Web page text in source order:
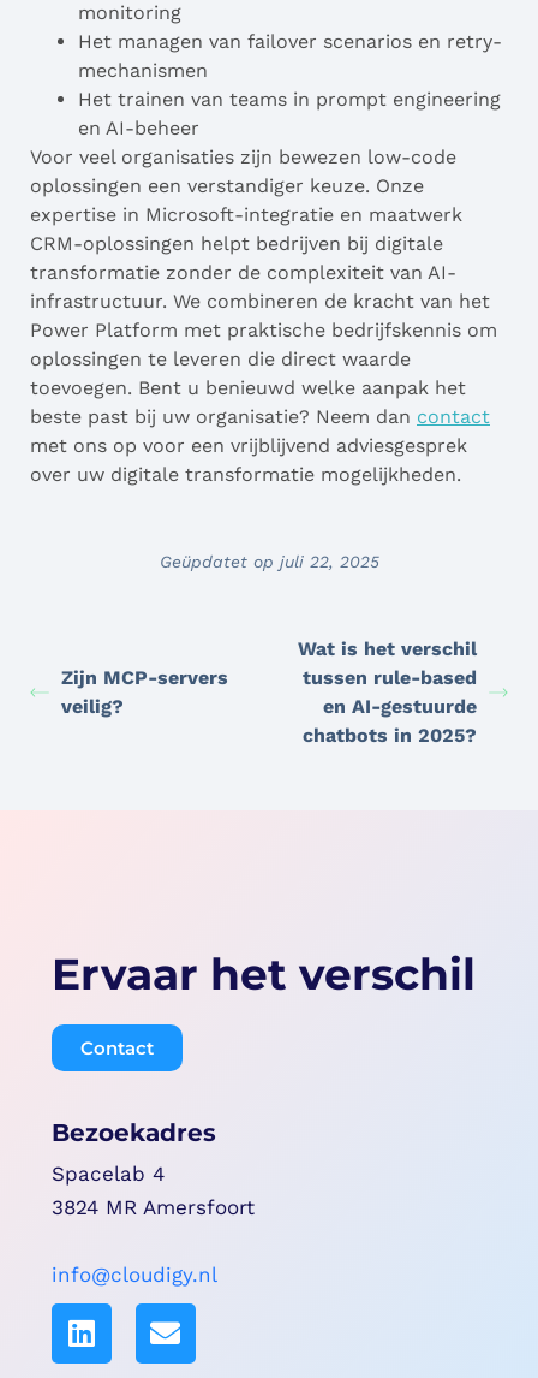
monitoring
Het managen van failover scenarios en retry-
mechanismen
Het trainen van teams in prompt engineering
en AI-beheer
Voor veel organisaties zijn bewezen low-code
oplossingen een verstandiger keuze. Onze
expertise in Microsoft-integratie en maatwerk
CRM-oplossingen helpt bedrijven bij digitale
transformatie zonder de complexiteit van AI-
infrastructuur. We combineren de kracht van het
Power Platform met praktische bedrijfskennis om
oplossingen te leveren die direct waarde
toevoegen. Bent u benieuwd welke aanpak het
beste past bij uw organisatie? Neem dan contact
met ons op voor een vrijblijvend adviesgesprek
over uw digitale transformatie mogelijkheden.
Geüpdatet op juli 22, 2025
Zijn MCP-servers
veilig?
Wat is het verschil
tussen rule-based
en AI-gestuurde
chatbots in 2025?
Ervaar het verschil
Contact
Bezoekadres
Spacelab 4
3824 MR Amersfoort
info@cloudigy.nl